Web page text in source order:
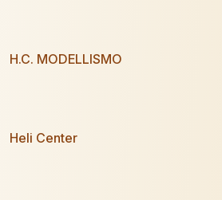
H.C. MODELLISMO
Heli Center